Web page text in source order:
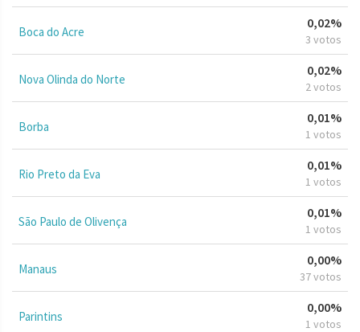
Boca do Acre
0,02%
3 votos
Nova Olinda do Norte
0,02%
2 votos
Borba
0,01%
1 votos
Rio Preto da Eva
0,01%
1 votos
São Paulo de Olivença
0,01%
1 votos
Manaus
0,00%
37 votos
Parintins
0,00%
1 votos